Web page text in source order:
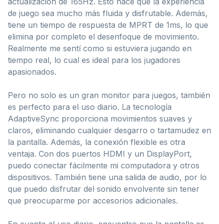
de juego sea mucho más fluida y disfrutable. Además,
tiene un tiempo de respuesta de MPRT de 1ms, lo que
elimina por completo el desenfoque de movimiento.
Realmente me sentí como si estuviera jugando en
tiempo real, lo cual es ideal para los jugadores
apasionados.
Pero no solo es un gran monitor para juegos, también
es perfecto para el uso diario. La tecnología
AdaptiveSync proporciona movimientos suaves y
claros, eliminando cualquier desgarro o tartamudez en
la pantalla. Además, la conexión flexible es otra
ventaja. Con dos puertos HDMI y un DisplayPort,
puedo conectar fácilmente mi computadora y otros
dispositivos. También tiene una salida de audio, por lo
que puedo disfrutar del sonido envolvente sin tener
que preocuparme por accesorios adicionales.